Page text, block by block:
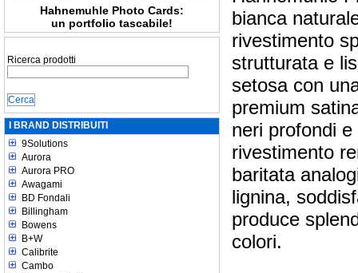
Hahnemuhle Photo Cards:
un portfolio tascabile!
Ricerca prodotti
I BRAND DISTRIBUITI
9Solutions
Aurora
Aurora PRO
Awagami
BD Fondali
Billingham
Bowens
B+W
Calibrite
Cambo
bianca
rivestimento
strutturata e
setosa con
premium
neri profondi
rivestimento
baritata
lignina,
produce
colori.